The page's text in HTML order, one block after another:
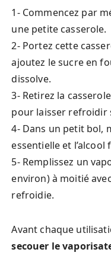
1- Commencez par
une petite casserole.
2- Portez cette
ajoutez le sucre en
dissolve.
3- Retirez la
pour laisser refroidir
4- Dans un petit bol,
essentielle et
5- Remplissez un
environ) à moitié
refroidie.
Avant chaque
secouer le